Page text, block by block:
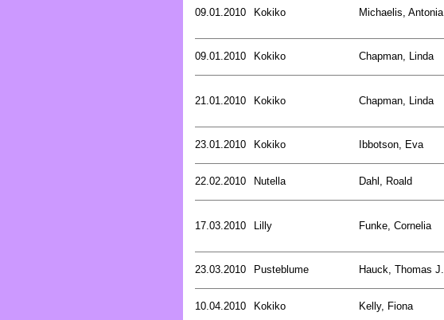
09.01.2010 Kokiko Michaelis, Antonia
09.01.2010 Kokiko Chapman, Linda
21.01.2010 Kokiko Chapman, Linda
23.01.2010 Kokiko Ibbotson, Eva
22.02.2010 Nutella Dahl, Roald
17.03.2010 Lilly Funke, Cornelia
23.03.2010 Pusteblume Hauck, Thomas J.
10.04.2010 Kokiko Kelly, Fiona